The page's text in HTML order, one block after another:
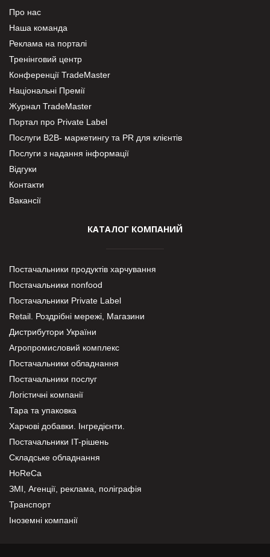
Про нас
Наша команда
Реклама на порталі
Тренінговий центр
Конференції TradeMaster
Національні Премії
Журнал TradeMaster
Портал про Private Label
Послуги В2В- маркетингу та PR для клієнтів
Послуги з надання інформації
Відгуки
Контакти
Вакансії
КАТАЛОГ КОМПАНИЙ
Постачальники продуктів харчування
Постачальники nonfood
Постачальники Private Label
Retail. Роздрібні мережі, Магазини
Дистрибутори України
Агропромисловий комплекс
Постачальники обладнання
Постачальники послуг
Логістичні компанії
Тара та упаковка
Харчові добавки. Інгредієнти.
Постачальники IT-рішень
Складське обладнання
HoReCa
ЗМІ, Агенції, реклама, поліграфія
Транспорт
Іноземні компанії